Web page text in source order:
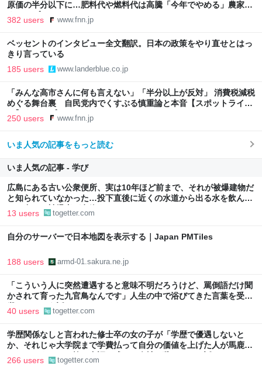
原価の半分以下に…肥料代や燃料代は高騰「今年でやめる」農家も
｜FNNプライムオンライン
382 users www.fnn.jp
ベッセントのインタビュー全文翻訳。日本の政策をやり直せとはっ
きり言っている
185 users www.landerblue.co.jp
「みんな高市さんに何も言えない」「半分以上が反対」 消費税減税
めぐる舞台裏 自民党内でくすぶる慎重論と本音【スポットライ
ト】｜FNNプライムオンライン
250 users www.fnn.jp
いま人気の記事をもっと読む
いま人気の記事 - 学び
広島にある古い公衆便所、実は10年ほど前まで、それが被爆建物だ
と知られていなかった…投下直後に近くの水道から出る水を飲ん
で、多くの被爆者が息絶えた
13 users togetter.com
自分のサーバーで日本地図を表示する｜Japan PMTiles
188 users armd-01.sakura.ne.jp
「こういう人に突然遭遇すると意味不明だろうけど、罵倒語だけ聞
かされて育った九官鳥なんです」人生の中で浴びてきた言葉を受け
継いでしまう話
40 users togetter.com
学歴関係なしと言われた修士卒の女の子が「学歴で優遇しないと
か、それじゃ大学院まで学費払って自分の価値を上げた人が馬鹿じ
ゃないですか」と捨て台詞を残して会社を辞めてった話
266 users togetter.com